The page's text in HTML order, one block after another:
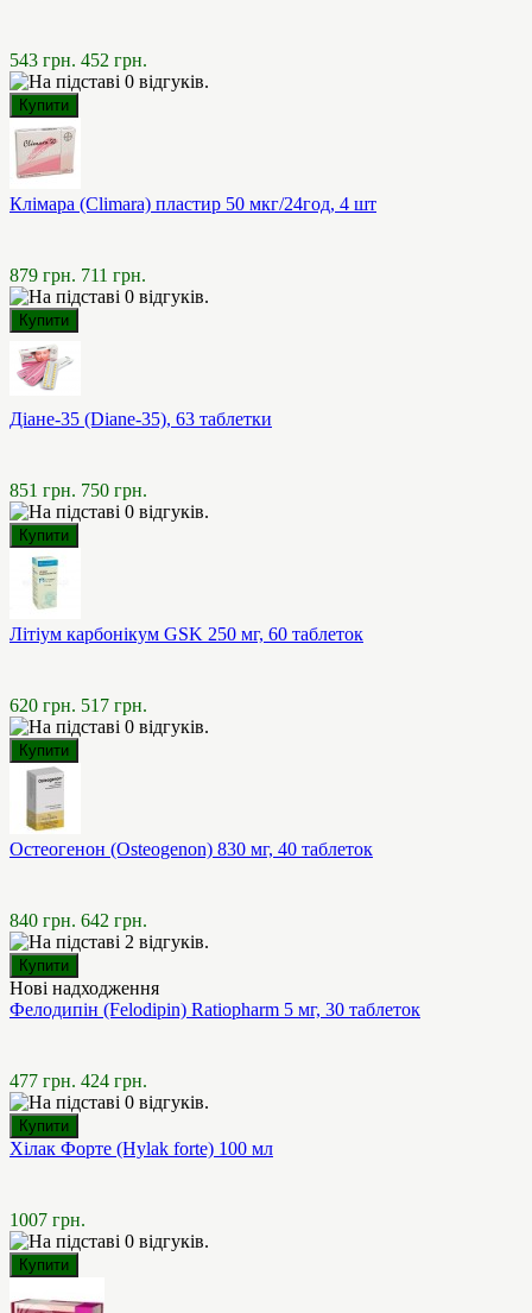
543 грн. 452 грн.
Клімара (Climara) пластир 50 мкг/24год, 4 шт
879 грн. 711 грн.
Діане-35 (Diane-35), 63 таблетки
851 грн. 750 грн.
Літіум карбонікум GSK 250 мг, 60 таблеток
620 грн. 517 грн.
Остеогенон (Osteogenon) 830 мг, 40 таблеток
840 грн. 642 грн.
Нові надходження
Фелодипін (Felodipin) Ratiopharm 5 мг, 30 таблеток
477 грн. 424 грн.
Хілак Форте (Hylak forte) 100 мл
1007 грн.